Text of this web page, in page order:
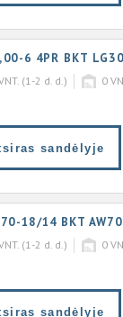
6 4PR BKT
(1-2 d. d.) 0
sandėlyje
18/14 BKT
(1-2 d. d.) 0
sandėlyje